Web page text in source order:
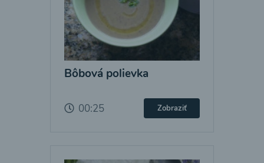
Bôbová polievka
00:25 Zobraziť